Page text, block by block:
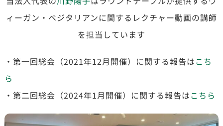
ィーガン・ベジタリアンに関するレクチャー動画の講師
を担当しています
・第一回総会（2021年12月開催）に関する報告はこち
ら
・第二回総会（2024年1月開催）に関する報告はこちら